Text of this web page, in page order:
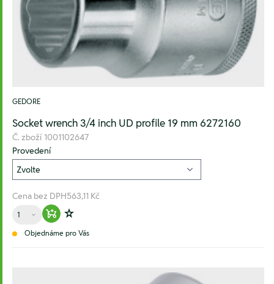
GEDORE
Socket wrench 3/4 inch UD profile 19 mm 6272160
Č. zboží 1001102647
Provedení
Cena bez DPH563,11 Kč
Množství
Warenkorb hinzufügen
Zur Wunschliste hinzufügen
Objednáme pro Vás